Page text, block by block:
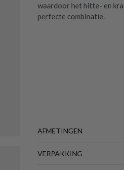
waardoor het hitte- en
perfecte combinatie.
AFMETINGEN
VERPAKKING